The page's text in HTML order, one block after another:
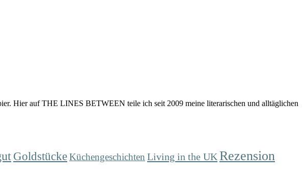
Hier auf THE LINES BETWEEN teile ich seit 2009 meine literarischen und alltäglichen
GoldstückeKüchengeschichten Living in the UK Rezension